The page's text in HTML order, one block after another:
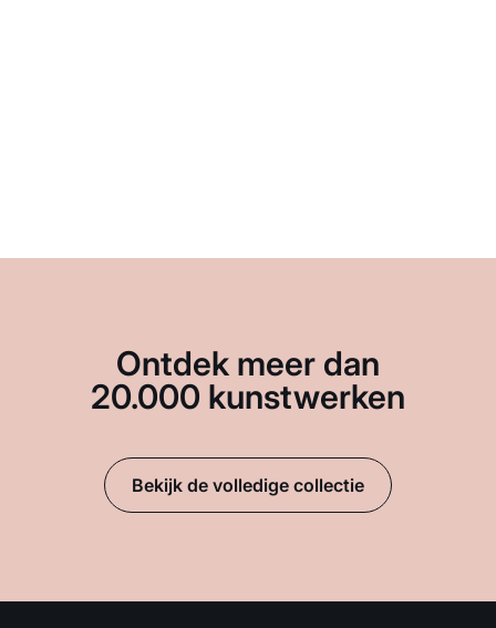
Ontdek meer dan
20.000 kunstwerken
Bekijk de volledige collectie